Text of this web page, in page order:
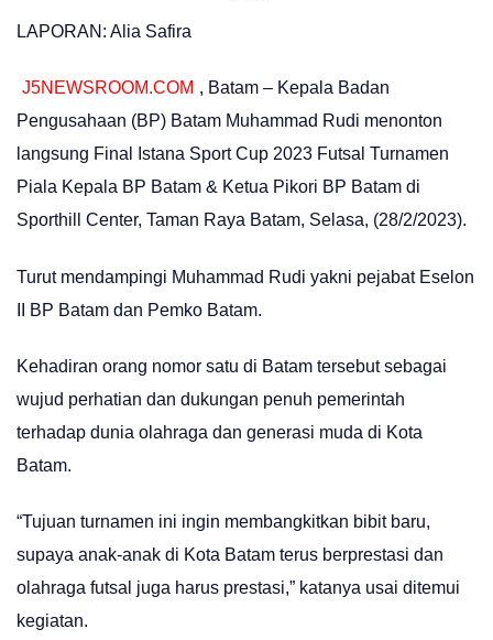
LAPORAN: Alia Safira
J5NEWSROOM.COM , Batam – Kepala Badan
Pengusahaan (BP) Batam Muhammad Rudi menonton
langsung Final Istana Sport Cup 2023 Futsal Turnamen
Piala Kepala BP Batam & Ketua Pikori BP Batam di
Sporthill Center, Taman Raya Batam, Selasa, (28/2/2023).
Turut mendampingi Muhammad Rudi yakni pejabat Eselon
II BP Batam dan Pemko Batam.
Kehadiran orang nomor satu di Batam tersebut sebagai
wujud perhatian dan dukungan penuh pemerintah
terhadap dunia olahraga dan generasi muda di Kota
Batam.
“Tujuan turnamen ini ingin membangkitkan bibit baru,
supaya anak-anak di Kota Batam terus berprestasi dan
olahraga futsal juga harus prestasi,” katanya usai ditemui
kegiatan.